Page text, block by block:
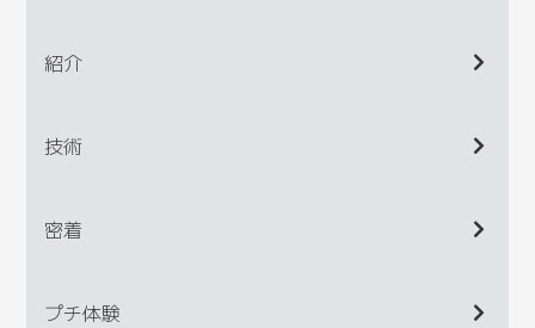
紹介
技術
密着
プチ体験